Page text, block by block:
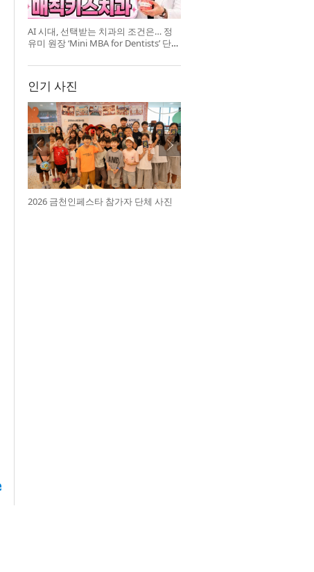
AI 시대, 선택받는 치과의 조건은… 정
유미 원장 ‘Mini MBA for Dentists’ 단독
인기 사진
2026 금천인페스타 참가자 단체 사진